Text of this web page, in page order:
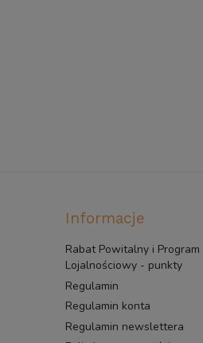
Informacje
Rabat Powitalny i Program
Lojalnościowy - punkty
Regulamin
Regulamin konta
Regulamin newslettera